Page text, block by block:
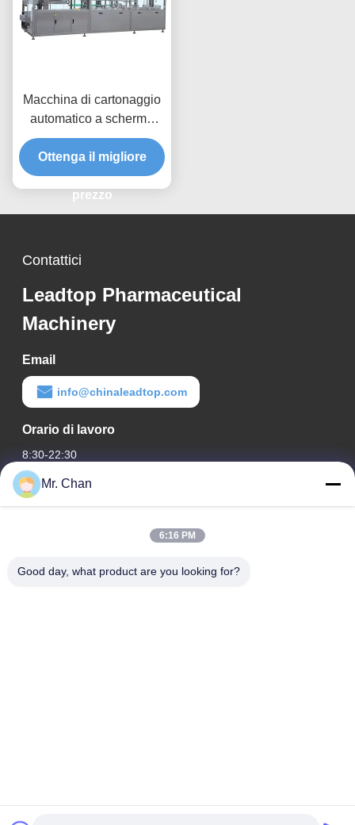
Macchina di cartonaggio
automatico a schermo
tattile per imballaggi da
15-60 mm
Ottenga il migliore
prezzo
Contattici
Leadtop Pharmaceutical
Machinery
Email
info@chinaleadtop.com
Orario di lavoro
8:30-22:30
Il nostro indirizzo
ventottesimo, Jiuan Rd, zona industriale di Jiuli, Shangwang.
Mr. Chan
6:16 PM
Good day, what product are you looking for?